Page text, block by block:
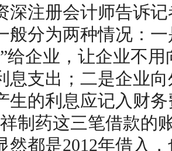
注册会计师告诉记
般分为两种情况：
给企业，让企业不
息支出；二是企业
生的利息应记入财
药这三笔借款的
然都是2012年借入